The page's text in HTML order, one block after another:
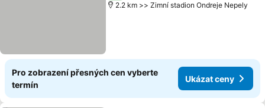
2.2 km >> Zimní stadion Ondreje Nepely
Pro zobrazení přesných cen vyberte
termín
Ukázat ceny